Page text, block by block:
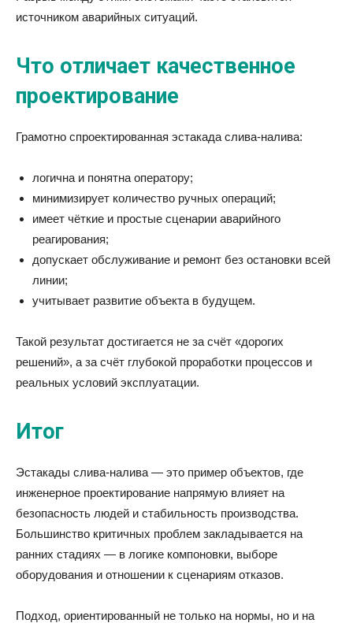
источником аварийных ситуаций.
Что отличает качественное
проектирование
Грамотно спроектированная эстакада слива-налива:
логична и понятна оператору;
минимизирует количество ручных операций;
имеет чёткие и простые сценарии аварийного
реагирования;
допускает обслуживание и ремонт без остановки всей
линии;
учитывает развитие объекта в будущем.
Такой результат достигается не за счёт «дорогих
решений», а за счёт глубокой проработки процессов и
реальных условий эксплуатации.
Итог
Эстакады слива-налива — это пример объектов, где
инженерное проектирование напрямую влияет на
безопасность людей и стабильность производства.
Большинство критичных проблем закладывается на
ранних стадиях — в логике компоновки, выборе
оборудования и отношении к сценариям отказов.
Подход, ориентированный не только на нормы, но и на